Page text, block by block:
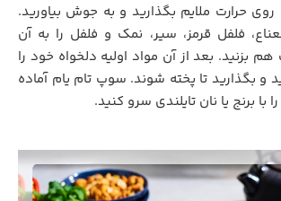
روی حرارت ملایم بگذارید و به جوش بیاورید.
فلفل قرمز، سیر، نمک و فلفل را به آن
بزنید. بعد از آن مواد اولیه دلخواه خود را
و بگذارید تا پخته شوند. سوپ تام یام آماده
با برنج یا نان تایلندی سرو کنید.